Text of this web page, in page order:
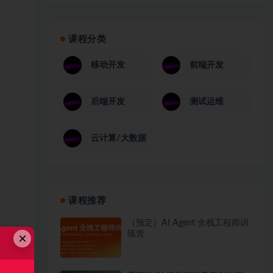
课程分类
移动开发 前端开发
后端开发 测试运维
云计算/大数据
课程推荐
（预定）AI Agent 全栈工程师训
练营
×